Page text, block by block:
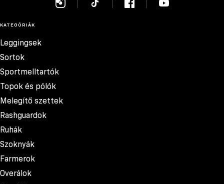
KATEGÓRIÁK
Leggingsek
Sortok
Sportmelltartók
Topok és pólók
Melegítő szettek
Rashguardok
Ruhák
Szoknyák
Farmerok
Overálok